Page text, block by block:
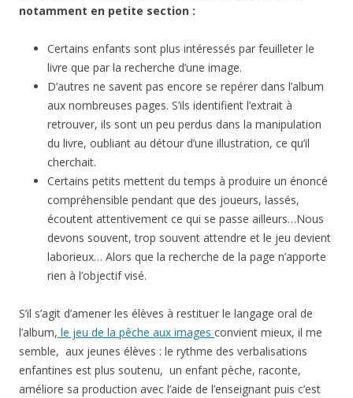
notamment en petite section :
Certains enfants sont plus intéressés par feuilleter le
livre que par la recherche d’une image.
D’autres ne savent pas encore se repérer dans l’album
aux nombreuses pages. S’ils identifient l’extrait à
retrouver, ils sont un peu perdus dans la manipulation
du livre, oubliant au détour d’une illustration, ce qu’il
cherchait.
Certains petits mettent du temps à produire un énoncé
compréhensible pendant que des joueurs, lassés,
écoutent attentivement ce qui se passe ailleurs…Nous
devons souvent, trop souvent attendre et le jeu devient
laborieux… Alors que la recherche de la page n’apporte
rien à l’objectif visé.
S’il s’agit d’amener les élèves à restituer le langage oral de
l’album, le jeu de la pêche aux images convient mieux, il me
semble, aux jeunes élèves : le rythme des verbalisations
enfantines est plus soutenu, un enfant pèche, raconte,
améliore sa production avec l’aide de l’enseignant puis c’est